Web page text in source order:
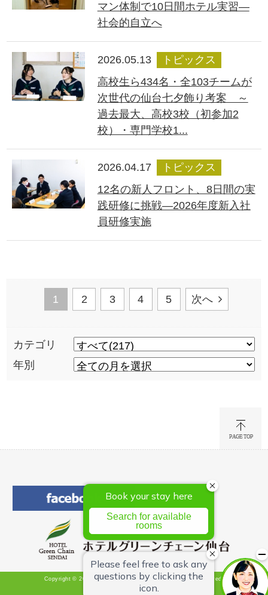
マン体制で10日間ホテル実習―
社会的自立へ
2026.05.13
トピックス
高校生ら434名・全103チームが
次世代の仙台七夕飾り考案 ～
過去最大、高校3校（初参加2
校）・専門学校1...
2026.04.17
トピックス
12名の新人フロント、8日間の実
践研修に挑戦―2026年度新入社
員研修実施
1 2 3 4 5 次へ
カテゴリ
年別
Copyright © 2026 Hotel Green Chain Sendai All Rights Reserved.